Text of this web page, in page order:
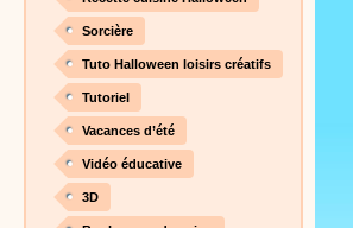
Sorcière
Tuto Halloween loisirs créatifs
Tutoriel
Vacances d’été
Vidéo éducative
3D